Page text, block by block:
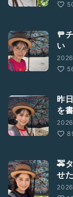
🚥
い
昨
を
🚕
せ